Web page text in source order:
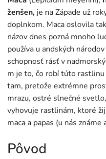
ženšen, je na Západe už
doplnkom. Maca oslovila
názov dnes pozná mnoho
používa u andských
schopnosť rásť v
m je to, čo robí túto
tam, pretože extrémne
mrazu, ostré slnečné
vyhovuje rastlinám, ktoré
maca a papas (u nás známe
Pôvod